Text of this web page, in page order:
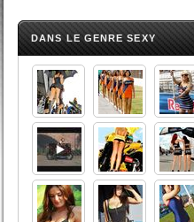
DANS LE GENRE SEXY